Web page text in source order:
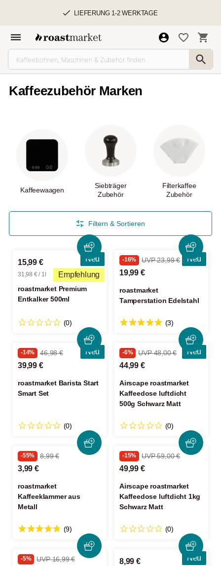
LIEFERUNG 1-2 WERKTAGE
Kaffeezubehör Marken
Kaffeewaagen
Siebträger
Zubehör
Filterkaffee
Zubehör
Filtern & Sortieren
Neu
Empfehlung
15,99 €
31,98 € / 1l
roastmarket Premium
Entkalker 500ml
(0)
Neu
-16% UVP 23,99 €
19,99 €
roastmarket
Tamperstation Edelstahl
(3)
Neu
-14% 46,98 €
39,99 €
roastmarket Barista Start
Smart Set
(0)
Neu
-6% UVP 48,00 €
44,99 €
Airscape roastmarket
Kaffeedose luftdicht
500g Schwarz Matt
(0)
-55% 8,99 €
3,99 €
roastmarket
Kaffeeklammer aus
Metall
(9)
-15% UVP 59,00 €
49,99 €
Airscape roastmarket
Kaffeedose luftdicht 1kg
Schwarz Matt
(0)
-5% UVP 16,99 € Neu
8,99 €